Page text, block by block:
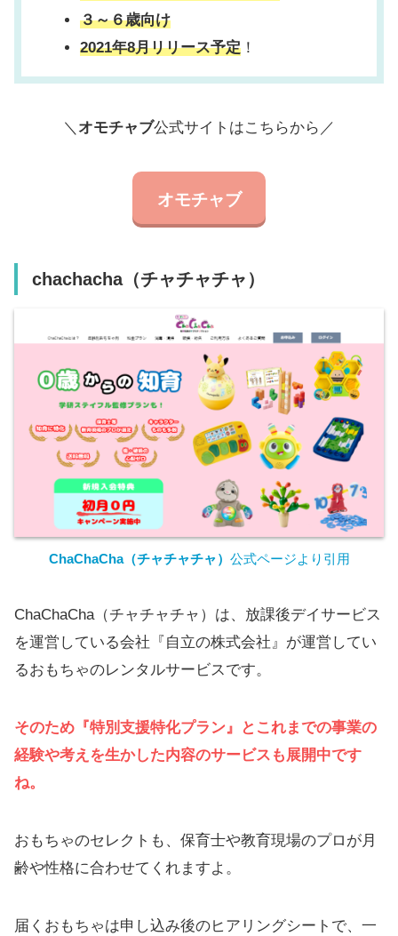
３～６歳向け
2021年8月リリース予定！
＼ オモチャブ公式サイトはこちらから／
オモチャブ
chachacha（チャチャチャ）
ChaChaCha（チャチャチャ） 公式ページより引用
ChaChaCha（チャチャチャ）は、放課後デイサービス
を運営している会社『自立の株式会社』が運営してい
るおもちゃのレンタルサービスです。
そのため『特別支援特化プラン』とこれまでの事業の
経験や考えを生かした内容のサービスも展開中です
ね。
おもちゃのセレクトも、保育士や教育現場のプロが月
齢や性格に合わせてくれますよ。
届くおもちゃは申し込み後のヒアリングシートで、一